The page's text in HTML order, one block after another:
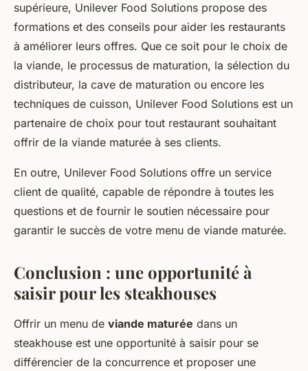
supérieure, Unilever Food Solutions propose des
formations et des conseils pour aider les restaurants
à améliorer leurs offres. Que ce soit pour le choix de
la viande, le processus de maturation, la sélection du
distributeur, la cave de maturation ou encore les
techniques de cuisson, Unilever Food Solutions est un
partenaire de choix pour tout restaurant souhaitant
offrir de la viande maturée à ses clients.
En outre, Unilever Food Solutions offre un service
client de qualité, capable de répondre à toutes les
questions et de fournir le soutien nécessaire pour
garantir le succès de votre menu de viande maturée.
Conclusion : une opportunité à
saisir pour les steakhouses
Offrir un menu de viande maturée dans un
steakhouse est une opportunité à saisir pour se
différencier de la concurrence et proposer une